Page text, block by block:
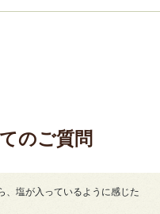
のご質問
、塩が入っているように感じた